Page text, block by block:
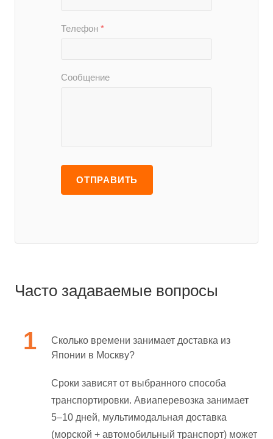
Телефон *
Сообщение
Часто задаваемые вопросы
Сколько времени занимает доставка из
Японии в Москву?
Сроки зависят от выбранного способа
транспортировки. Авиаперевозка занимает
5–10 дней, мультимодальная доставка
(морской + автомобильный транспорт) может